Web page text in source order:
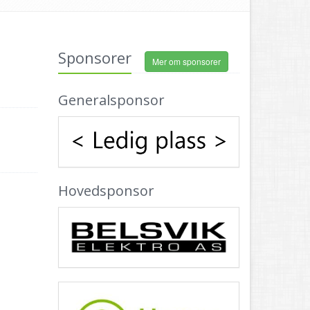
Sponsorer Mer om sponsorer
Generalsponsor
Hovedsponsor